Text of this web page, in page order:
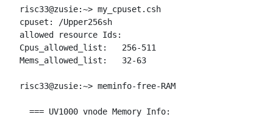
   risc33@zusie:~> my_cpuset.csh
   cpuset: /Upper256sh
   allowed resource Ids:
   Cpus_allowed_list:	256-511
   Mems_allowed_list:	32-63
   risc33@zusie:~> meminfo-free-RAM
     === UV1000 vnode Memory Info: